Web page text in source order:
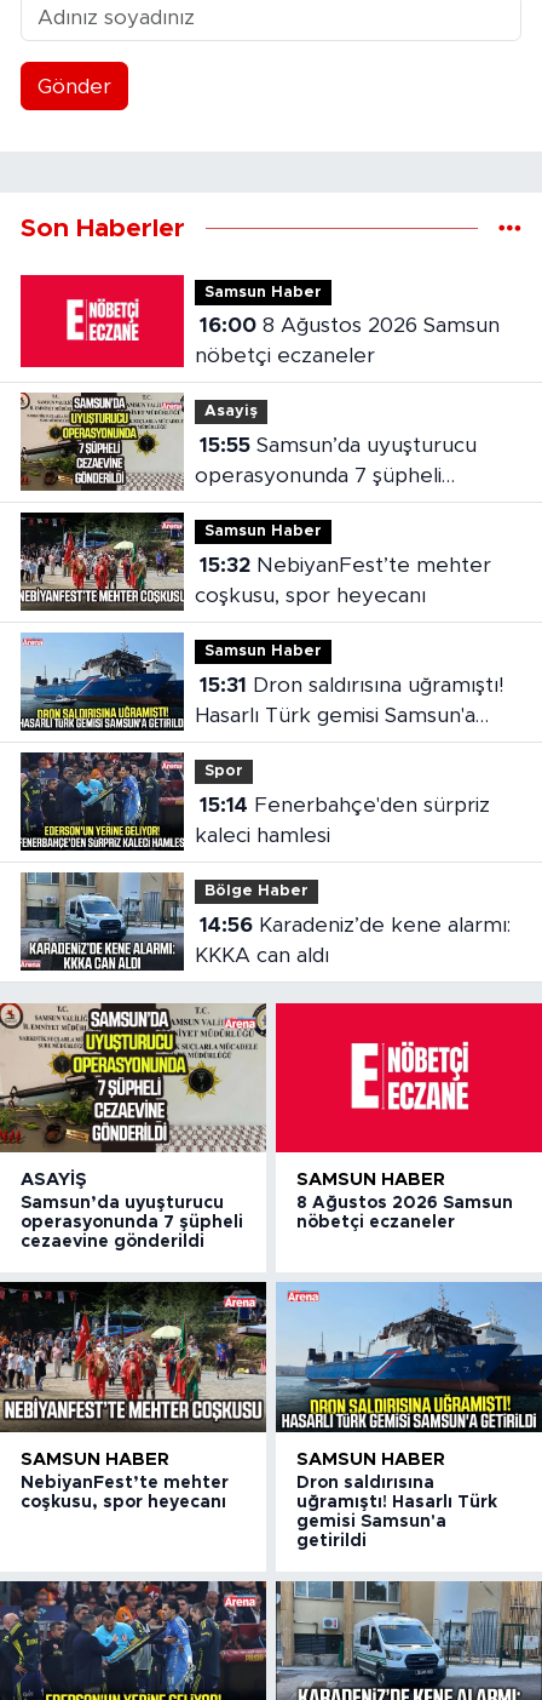
Gönder
Son Haberler
Samsun Haber
16:008 Ağustos 2026 Samsun
nöbetçi eczaneler
Asayiş
15:55Samsun’da uyuşturucu
operasyonunda 7 şüpheli
cezaevine gönderildi
Samsun Haber
15:32NebiyanFest’te mehter
coşkusu, spor heyecanı
Samsun Haber
15:31
Hasarlı Türk gemisi Samsun'a
getirildi
Spor
15:14
kaleci hamlesi
Bölge Haber
14:56Karadeniz’de kene alarmı:
KKKA can aldı
ASAYIŞ
Samsun’da uyuşturucu
operasyonunda 7 şüpheli
cezaevine gönderildi
SAMSUN HABER
8 Ağustos 2026 Samsun
nöbetçi eczaneler
SAMSUN HABER
NebiyanFest’te mehter
coşkusu, spor heyecanı
SAMSUN HABER
Dron saldırısına
uğramıştı! Hasarlı Türk
gemisi Samsun'a
getirildi